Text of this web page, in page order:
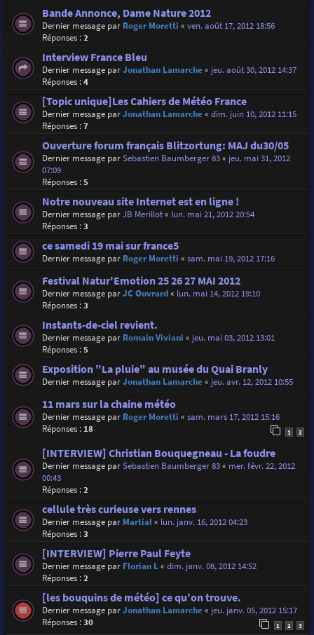
Bande Annonce, Dame Nature 2012
Dernier message par Roger Moretti « ven. août 17, 2012 18:56
Réponses :2
Interview France Bleu
Dernier message parJonathan Lamarche« jeu. août 30, 2012 14:37
Réponses :4
[Topic unique]Les Cahiers de Météo France
Dernier message parJonathan Lamarche« dim. juin 10, 2012 11:15
Réponses :7
Ouverture forum français Blitzortung: MAJ du30/05
Dernier message parSebastien Baumberger 83« jeu. mai 31, 2012
07:09
Réponses :5
Notre nouveau site Internet est en ligne !
Dernier message parJB Merillot« lun. mai 21, 2012 20:54
Réponses :3
ce samedi 19 mai sur france5
Dernier message par Roger Moretti « sam. mai 19, 2012 17:16
Festival Natur'Emotion 25 26 27 MAI 2012
Dernier message parJC Ouvrard« lun. mai 14, 2012 19:10
Réponses :3
Instants-de-ciel revient.
Dernier message par Romain Viviani « jeu. mai 03, 2012 13:01
Réponses :5
Exposition "La pluie" au musée du Quai Branly
Dernier message parJonathan Lamarche« jeu. avr. 12, 2012 10:55
11 mars sur la chaine météo
Dernier message par Roger Moretti « sam. mars 17, 2012 15:16
Réponses : 18 1 2
[INTERVIEW] Christian Bouquegneau - La foudre
Dernier message parSebastien Baumberger 83« mer. févr. 22, 2012
00:43
Réponses :2
cellule très curieuse vers rennes
Dernier message par Martial« lun. janv. 16, 2012 04:23
Réponses :3
[INTERVIEW] Pierre Paul Feyte
Dernier message par Florian L« dim. janv. 08, 2012 14:52
Réponses :2
[les bouquins de météo] ce qu'on trouve.
Dernier message parJonathan Lamarche« jeu. janv. 05, 2012 15:17
Réponses :30 1 2 3